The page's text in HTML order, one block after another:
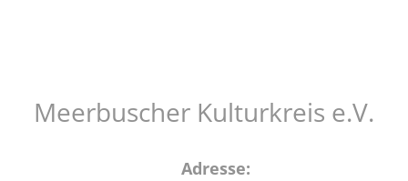
Meerbuscher Kulturkreis e.V.
Adresse: